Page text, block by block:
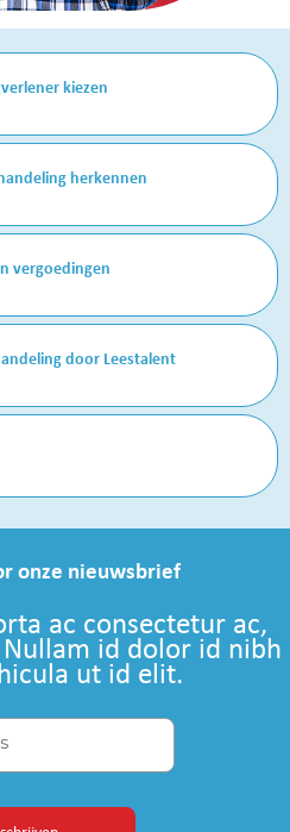
kiezen
herkennen
vergoedingen
door Leestalent
onze nieuwsbrief
ac consectetur ac,
id dolor id nibh
ut id elit.